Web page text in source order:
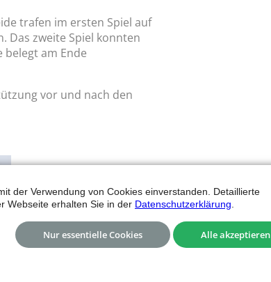
trafen im ersten Spiel auf
Das zweite Spiel konnten
belegt am Ende
vor und nach den
der Verwendung von Cookies einverstanden. Detaillierte
Webseite erhalten Sie in der Datenschutzerklärung
Nur essentielle Cookies Alle akzeptieren